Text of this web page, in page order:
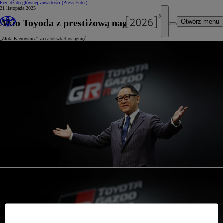
Przejdź do głównej zawartości (Press Enter)
Otwórz menu
21 listopada 2025
Akio Toyoda z prestiżową nagrodą
„Złota Kierownica“ za całokształt osiągnięć